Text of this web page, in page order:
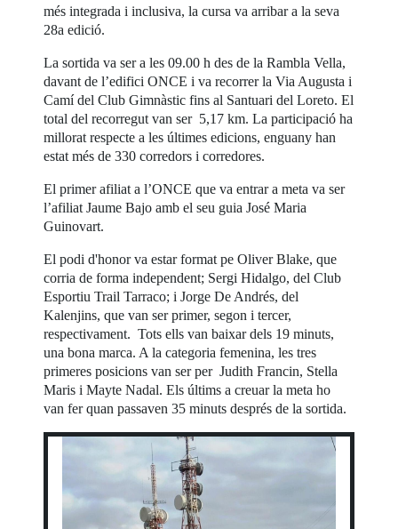
més integrada i inclusiva, la cursa va arribar a la seva
28a edició.
La sortida va ser a les 09.00 h des de la Rambla Vella,
davant de l’edifici ONCE i va recorrer la Via Augusta i
Camí del Club Gimnàstic fins al Santuari del Loreto. El
total del recorregut van ser 5,17 km. La participació ha
millorat respecte a les últimes edicions, enguany han
estat més de 330 corredors i corredores.
El primer afiliat a l’ONCE que va entrar a meta va ser
l’afiliat Jaume Bajo amb el seu guia José Maria
Guinovart.
El podi d'honor va estar format pe Oliver Blake, que
corria de forma independent; Sergi Hidalgo, del Club
Esportiu Trail Tarraco; i Jorge De Andrés, del
Kalenjins, que van ser primer, segon i tercer,
respectivament. Tots ells van baixar dels 19 minuts,
una bona marca. A la categoria femenina, les tres
primeres posicions van ser per Judith Francin, Stella
Maris i Mayte Nadal. Els últims a creuar la meta ho
van fer quan passaven 35 minuts després de la sortida.